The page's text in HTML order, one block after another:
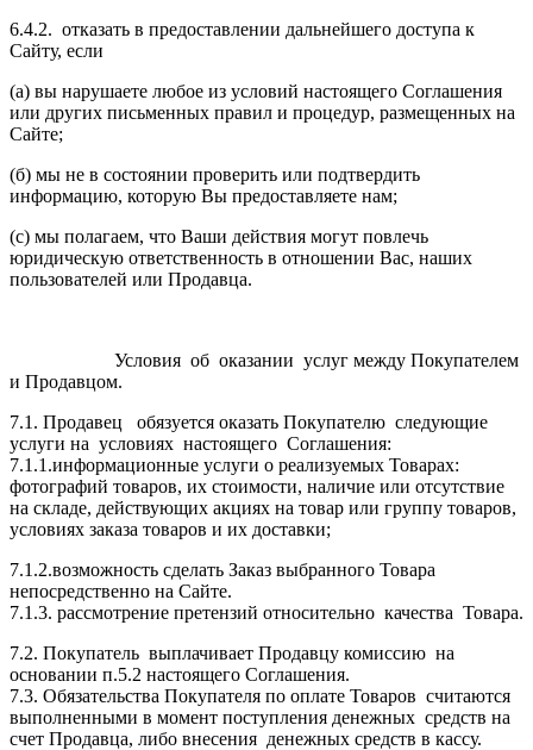
6.4.2. отказать в предоставлении дальнейшего доступа к
Сайту, если
(а) вы нарушаете любое из условий настоящего Соглашения
или других письменных правил и процедур, размещенных на
Сайте;
(б) мы не в состоянии проверить или подтвердить
информацию, которую Вы предоставляете нам;
(с) мы полагаем, что Ваши действия могут повлечь
юридическую ответственность в отношении Вас, наших
пользователей или Продавца.
Условия об оказании услуг между Покупателем
и Продавцом.
7.1. Продавец обязуется оказать Покупателю следующие
услуги на условиях настоящего Соглашения:
7.1.1.информационные услуги о реализуемых Товарах:
фотографий товаров, их стоимости, наличие или отсутствие
на складе, действующих акциях на товар или группу товаров,
условиях заказа товаров и их доставки;
7.1.2.возможность сделать Заказ выбранного Товара
непосредственно на Сайте.
7.1.3. рассмотрение претензий относительно качества Товара.
7.2. Покупатель выплачивает Продавцу комиссию на
основании п.5.2 настоящего Соглашения.
7.3. Обязательства Покупателя по оплате Товаров считаются
выполненными в момент поступления денежных средств на
счет Продавца, либо внесения денежных средств в кассу.